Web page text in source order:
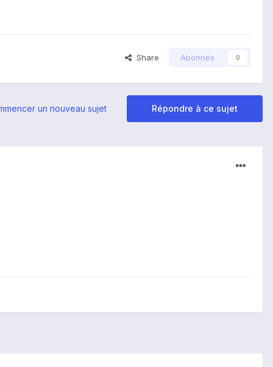
Share Abonnés 0
Répondre à ce sujet
un nouveau sujet